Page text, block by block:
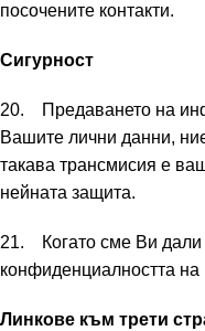
посочените контакти.
Сигурност
20. Предаването на
Вашите лични данни,
такава трансмисия е
нейната защита.
21. Когато сме Ви дали
конфиденциалността на
Линкове към трети